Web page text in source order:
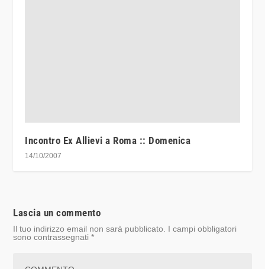
Incontro Ex Allievi a Roma :: Domenica
14/10/2007
Lascia un commento
Il tuo indirizzo email non sarà pubblicato.
I campi obbligatori
sono contrassegnati*